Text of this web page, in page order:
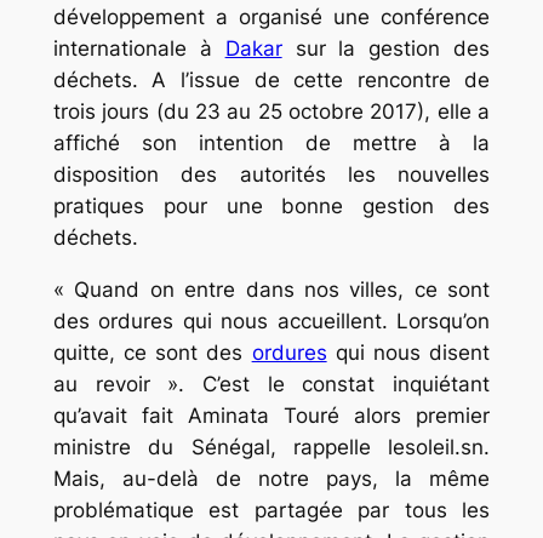
développement a organisé une conférence
internationale à Dakarsur la gestion des
déchets. A l’issue de cette rencontre de
trois jours (du 23 au 25 octobre 2017), elle a
affiché son intention de mettre à la
disposition des autorités les nouvelles
pratiques pour une bonne gestion des
déchets.
« Quand on entre dans nos villes, ce sont
des ordures qui nous accueillent. Lorsqu’on
quitte, ce sont des ordures qui nous disent
au revoir ». C’est le constat inquiétant
qu’avait fait Aminata Touré alors premier
ministre du Sénégal, rappelle lesoleil.sn.
Mais, au-delà de notre pays, la même
problématique est partagée par tous les